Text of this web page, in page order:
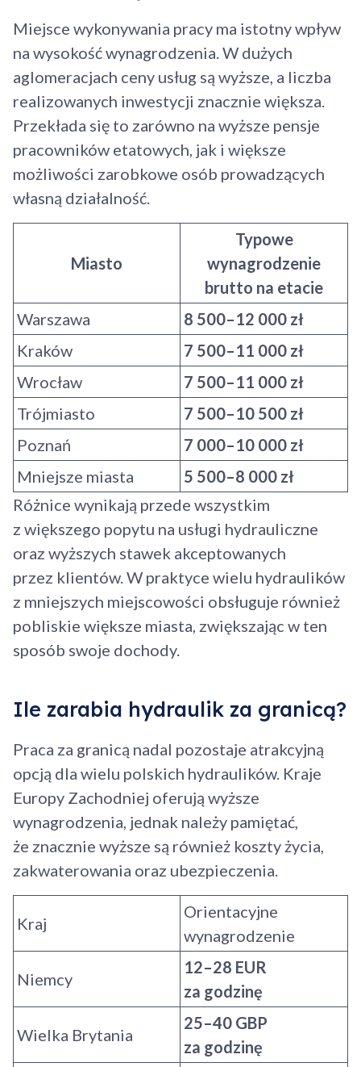
Miejsce wykonywania pracy ma istotny wpływ
na wysokość wynagrodzenia. W dużych
aglomeracjach ceny usług są wyższe, a liczba
realizowanych inwestycji znacznie większa.
Przekłada się to zarówno na wyższe pensje
pracowników etatowych, jak i większe
możliwości zarobkowe osób prowadzących
własną działalność.
Miasto
Typowe
wynagrodzenie
brutto na etacie
Warszawa
8 500–12 000 zł
Kraków
7 500–11 000 zł
Wrocław
7 500–11 000 zł
Trójmiasto
7 500–10 500 zł
Poznań
7 000–10 000 zł
Mniejsze miasta
5 500–8 000 zł
Różnice wynikają przede wszystkim
z większego popytu na usługi hydrauliczne
oraz wyższych stawek akceptowanych
przez klientów. W praktyce wielu hydraulików
z mniejszych miejscowości obsługuje również
pobliskie większe miasta, zwiększając w ten
sposób swoje dochody.
Ile zarabia hydraulik za granicą?
Praca za granicą nadal pozostaje atrakcyjną
opcją dla wielu polskich hydraulików. Kraje
Europy Zachodniej oferują wyższe
wynagrodzenia, jednak należy pamiętać,
że znacznie wyższe są również koszty życia,
zakwaterowania oraz ubezpieczenia.
Kraj
Orientacyjne
wynagrodzenie
Niemcy
12–28 EUR
za godzinę
Wielka Brytania
25–40 GBP
za godzinę
Kontynuuj zakupy